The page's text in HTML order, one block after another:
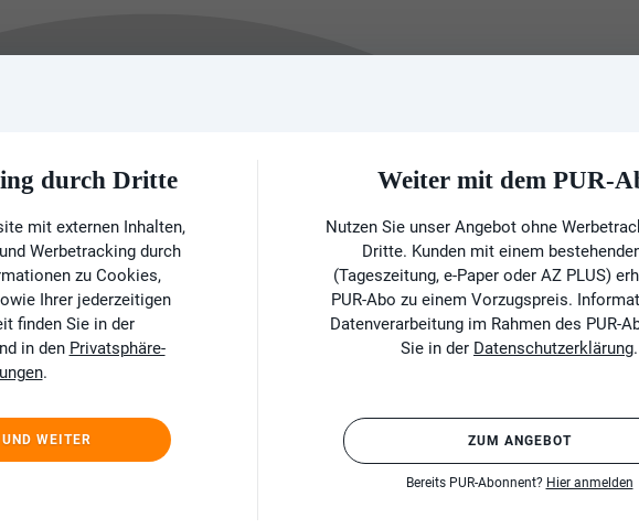
durch Dritte
mit externen Inhalten,
Werbetracking durch
zu Cookies,
Ihrer jederzeitigen
finden Sie in der
in den Privatsphäre-
.
WEITER
Weiter mit dem PUR-
Nutzen Sie unser Angebot ohne
Dritte. Kunden mit einem
(Tageszeitung, e-Paper oder AZ PLUS)
PUR-Abo zu einem Vorzugspreis.
Datenverarbeitung im Rahmen des PUR-
Sie in der Datenschutzerklärung.
ZUM ANGEBOT
Bereits PUR-Abonnent? Hier anmelden